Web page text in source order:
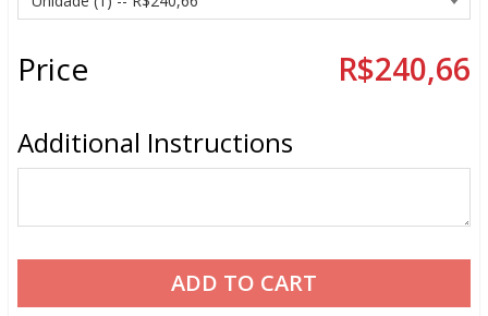
Price R$240,66
Additional Instructions